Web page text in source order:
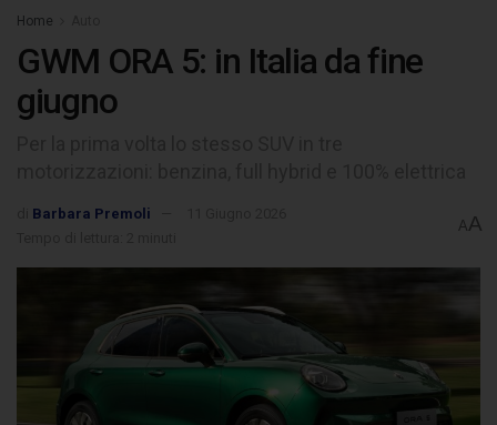
Home
GWM ORA 5: in Italia da fine
giugno
Barbara Premoli
AA